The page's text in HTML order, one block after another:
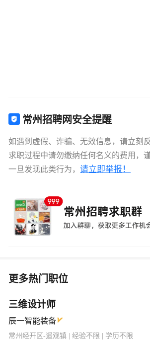
常州招聘网安全提醒
如遇到虚假、诈骗、无效信息，请立刻反
求职过程中请勿缴纳任何名义的费用，
一旦发现此类行为， 请立即举报！
更多热门职位
三维设计师
辰一智能装备
常州经开区-遥观镇 | 经验不限 | 学历不限